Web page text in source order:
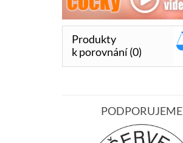
Produkty
k porovnání (0)
PODPORUJEME